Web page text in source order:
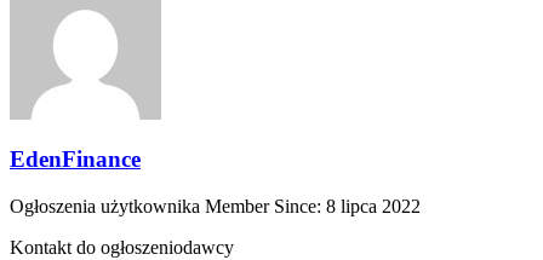
EdenFinance
Ogłoszenia użytkownika Member Since: 8 lipca 2022
Kontakt do ogłoszeniodawcy